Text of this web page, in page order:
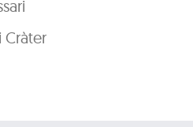
Cràter